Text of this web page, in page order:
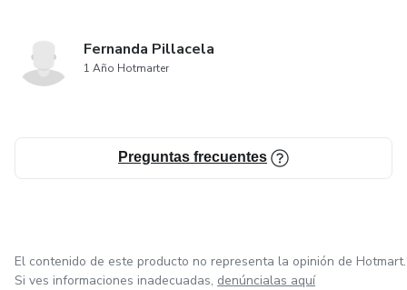
Fernanda Pillacela
1 Año Hotmarter
Preguntas frecuentes
El contenido de este producto no representa la opinión de Hotmart.
Si ves informaciones inadecuadas, denúncialas aquí